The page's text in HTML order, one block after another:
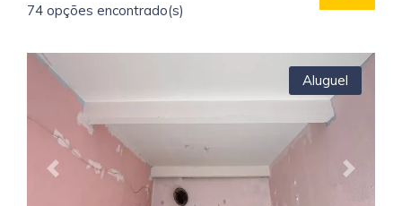
74 opções encontrado(s)
Previous Next
Aluguel